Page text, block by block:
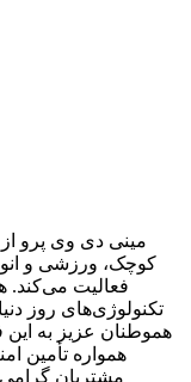
کوچک، ورزشی و
فعالیت می‌کند.
تکنولوژی‌های روز
هموطنان عزیز به
همواره تأمین
مشتریان گرامی